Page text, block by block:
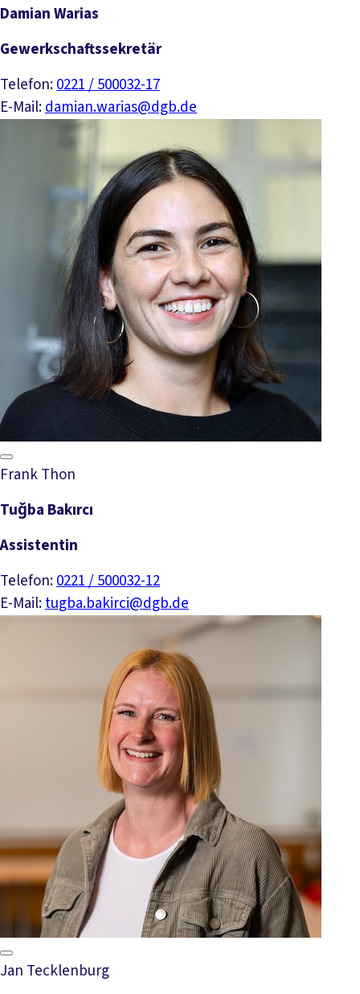
Damian Warias
Gewerkschaftssekretär
Telefon:0221 / 500032-17
E-Mail:damian.warias@dgb.de
Frank Thon
Tuğba Bakırcı
Assistentin
Telefon:0221 / 500032-12
E-Mail:tugba.bakirci@dgb.de
Jan Tecklenburg